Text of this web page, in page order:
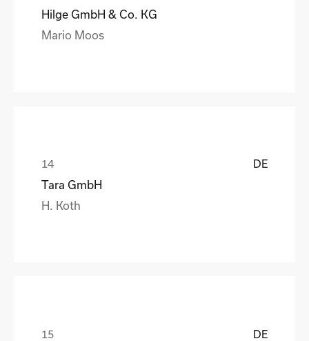
Hilge GmbH & Co. KG
Mario Moos
DE
Tara GmbH
H. Koth
DE